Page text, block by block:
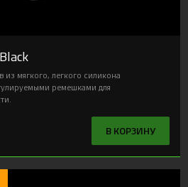
мягкого, легкого силикона
ремешками для
В КОРЗИНУ